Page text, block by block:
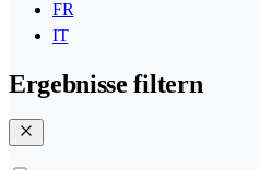
FR
IT
Ergebnisse filtern